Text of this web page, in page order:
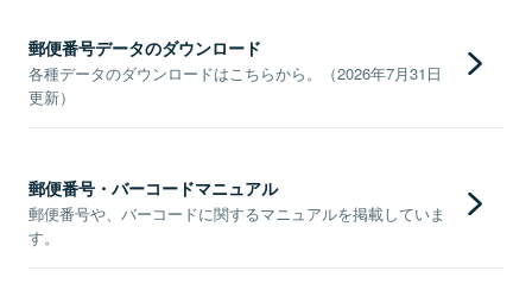
郵便番号データのダウンロード
各種データのダウンロードはこちらから。（2026年7月31日
更新）
郵便番号・バーコードマニュアル
郵便番号や、バーコードに関するマニュアルを掲載していま
す。